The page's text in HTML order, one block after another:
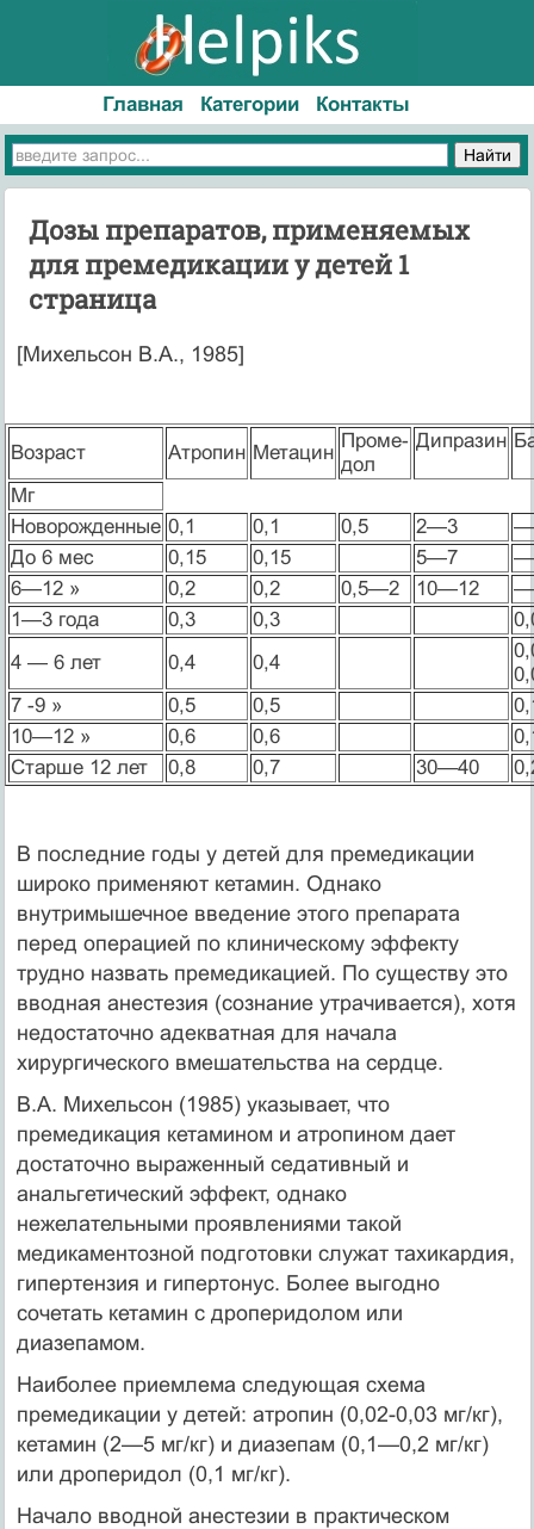
Главная Категории Контакты
Дозы препаратов, применяемых
для премедикации у детей 1
страница
[Михельсон В.А., 1985]
Возраст Атропин Метацин
Проме-
дол
Дипразин
Мг
Новорожденные 0,1 0,1 0,5 2—3
—
До 6 мес
0,15 0,15 5—7
—
6—12 »
0,2 0,2 0,5—2 10—12
—
1—3 года
0,3 0,3
4 — 6 лет
0,4 0,4
7 -9 »
0,5 0,5
10—12 »
0,6 0,6
Старше 12 лет
0,8 0,7 30—40
В последние годы у детей для премедикации
широко применяют кетамин. Однако
внутримышечное введение этого препарата
перед операцией по клиническому эффекту
трудно назвать премедикацией. По существу это
вводная анестезия (сознание утрачивается), хотя
недостаточно адекватная для начала
хирургического вмешательства на сердце.
В.А. Михельсон (1985) указывает, что
премедикация кетамином и атропином дает
достаточно выраженный седативный и
анальгетический эффект, однако
нежелательными проявлениями такой
медикаментозной подготовки служат тахикардия,
гипертензия и гипертонус. Более выгодно
сочетать кетамин с дроперидолом или
диазепамом.
Наиболее приемлема следующая схема
премедикации у детей: атропин (0,02-0,03 мг/кг),
кетамин (2—5 мг/кг) и диазепам (0,1—0,2 мг/кг)
или дроперидол (0,1 мг/кг).
Начало вводной анестезии в практическом